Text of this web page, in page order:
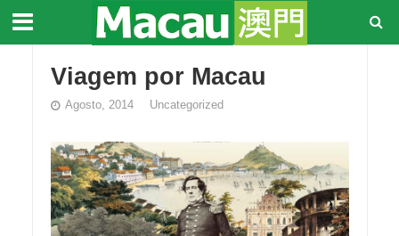
Viagem por Macau
Agosto, 2014 Uncategorized